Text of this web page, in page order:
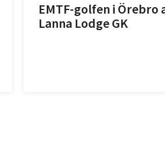
EMTF-golfen i Örebro
Lanna Lodge GK